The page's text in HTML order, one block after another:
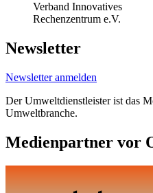
Verband Innovatives
Rechenzentrum e.V.
Newsletter
Newsletter anmelden
Der Umweltdienstleister ist das
Umweltbranche.
Medienpartner vor